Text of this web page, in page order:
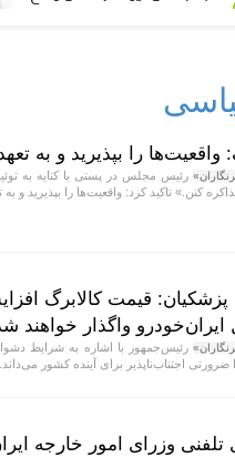
واقعیت‌ها را بپذیرید و به
رئیس مجلس در پستی با کنایه به
کنن.» تاکید کرد: واقعیت‌ها را بپذیرید و به
قیمت کالابرگ
واگذار خواهند
رئیس‌جمهور با اشاره به شرایط
ضرورتی اجتناب‌ناپذیر برای آینده کشور می‌داند.
تلفنی وزرای امور خارجه